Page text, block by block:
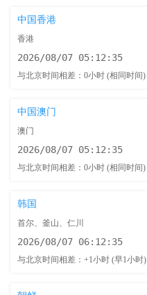
中国香港
香港
2026/08/07 05:12:36
与北京时间相差：0小时 (相同时间)
中国澳门
澳门
2026/08/07 05:12:36
与北京时间相差：0小时 (相同时间)
韩国
首尔、釜山、仁川
2026/08/07 06:12:36
与北京时间相差：+1小时 (早1小时)